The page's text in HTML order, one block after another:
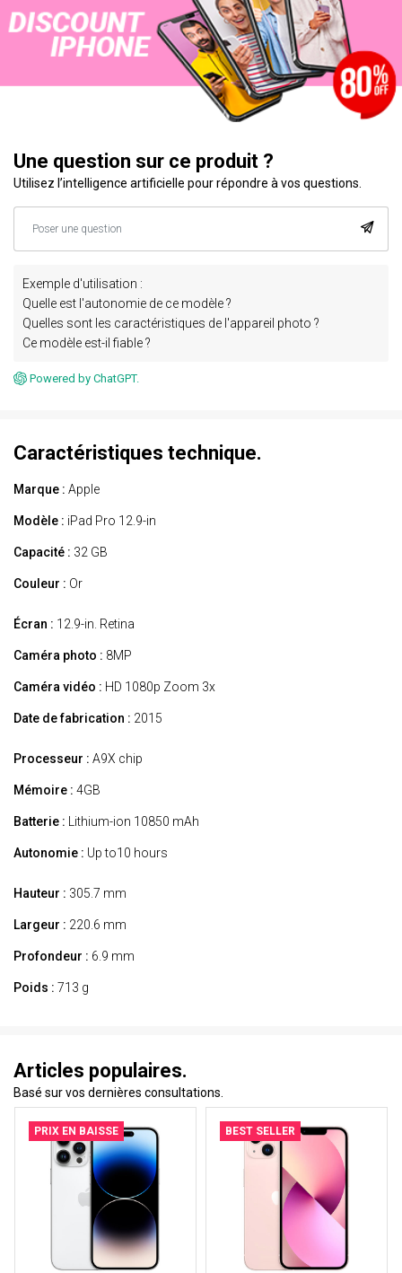
Une question sur ce produit ?
Utilisez l’intelligence artificielle pour répondre à vos questions.
Exemple d'utilisation :
Quelle est l'autonomie de ce modèle ?
Quelles sont les caractéristiques de l'appareil photo ?
Ce modèle est-il fiable ?
Powered by ChatGPT.
Caractéristiques technique.
Marque : Apple
Modèle : iPad Pro 12.9-in
Capacité : 32 GB
Couleur : Or
Écran : 12.9-in. Retina
Caméra photo : 8MP
Caméra vidéo : HD 1080p Zoom 3x
Date de fabrication : 2015
Processeur : A9X chip
Mémoire : 4GB
Batterie : Lithium-ion 10850 mAh
Autonomie : Up to10 hours
Hauteur : 305.7 mm
Largeur : 220.6 mm
Profondeur : 6.9 mm
Poids : 713 g
Articles populaires.
Basé sur vos dernières consultations.
PRIX EN BAISSE BEST SELLER